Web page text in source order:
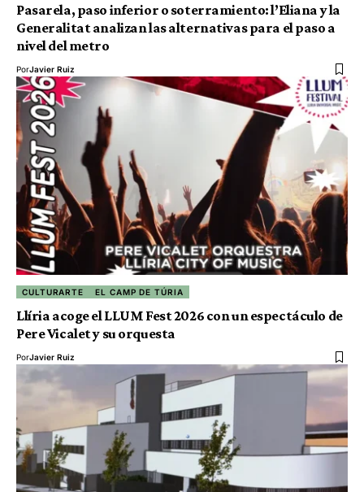
Pasarela, paso inferior o soterramiento: l’Eliana y la
Generalitat analizan las alternativas para el paso a
nivel del metro
PorJavier Ruiz
CULTURARTE EL CAMP DE TÚRIA
Llíria acoge el LLUM Fest 2026 con un espectáculo de
Pere Vicalet y su orquesta
PorJavier Ruiz